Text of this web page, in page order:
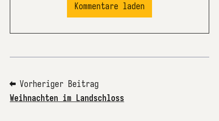
Kommentare laden
⬅ Vorheriger Beitrag
Weihnachten im Landschloss